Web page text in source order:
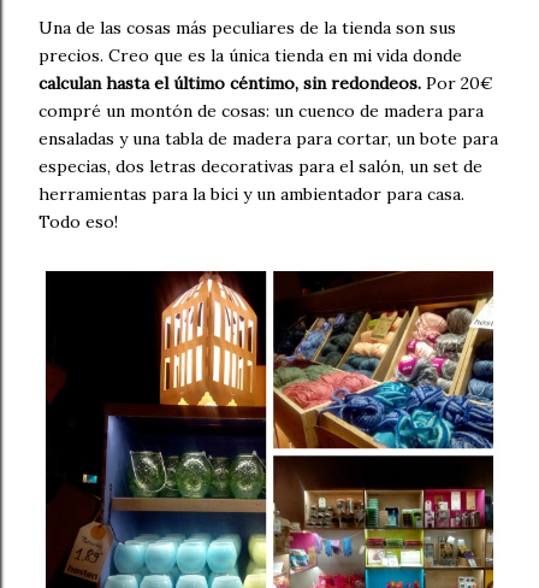
Una de las cosas más peculiares de la tienda son sus
precios. Creo que es la única tienda en mi vida donde
calculan hasta el último céntimo, sin redondeos. Por 20€
compré un montón de cosas: un cuenco de madera para
ensaladas y una tabla de madera para cortar, un bote para
especias, dos letras decorativas para el salón, un set de
herramientas para la bici y un ambientador para casa.
Todo eso!